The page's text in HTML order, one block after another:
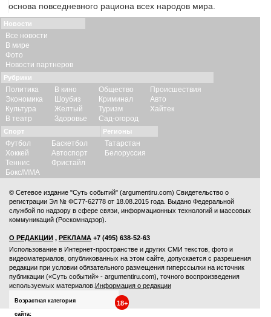
основа повседневного рациона всех народов мира.
Новости
Все новости
В мире
Фото
Новости партнеров
Рубрики
Политика
Экономика
Культура
В театр
В кино
Шоубиз
Желтый
Здоровье
Общество
Криминал
Туризм
Сад-огород
Происшествия
Авто
Хайтек
Спорт
Футбол
Хоккей
Теннис
Бокс/ММА
Баскетбол
Автоспорт
Фристайл
Регионы
Татарстан
Белоруссия
© Сетевое издание "Суть событий" (argumentiru.com) Свидетельство о
регистрации Эл № ФС77-62778 от 18.08.2015 года. Выдано Федеральной
службой по надзору в сфере связи, информационных технологий и массовых
коммуникаций (Роскомнадзор).
О РЕДАКЦИИ , РЕКЛАМА +7 (495) 638-52-63
Использование в Интернет-пространстве и других СМИ текстов, фото и
видеоматериалов, опубликованных на этом сайте, допускается с разрешения
редакции при условии обязательного размещения гиперссылки на источник
публикации («Суть событий» - argumentiru.com), точного воспроизведения
используемых материалов. Информация о редакции
Возрастная категория
сайта:
18+